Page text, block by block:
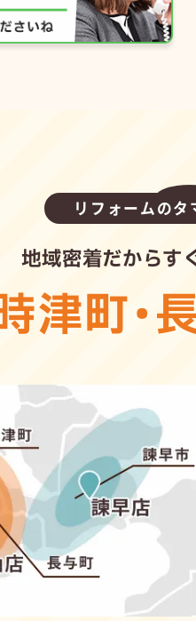
リフォームのタ
地域密着だからす
津町・